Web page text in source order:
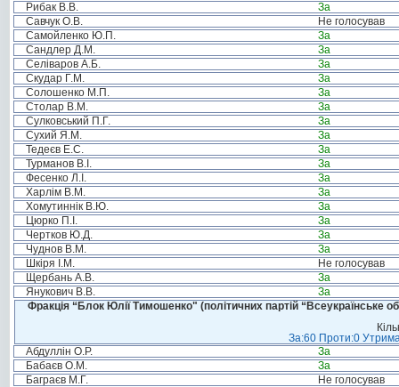
Рибак В.В.
За
Савчук О.В.
Не голосував
Самойленко Ю.П.
За
Сандлер Д.М.
За
Селіваров А.Б.
За
Скудар Г.М.
За
Солошенко М.П.
За
Столар В.М.
За
Сулковський П.Г.
За
Сухий Я.М.
За
Тедеєв Е.С.
За
Турманов В.І.
За
Фесенко Л.І.
За
Харлім В.М.
За
Хомутиннік В.Ю.
За
Цюрко П.І.
За
Чертков Ю.Д.
За
Чуднов В.М.
За
Шкіря І.М.
Не голосував
Щербань А.В.
За
Янукович В.В.
За
Фракція “Блок Юлії Тимошенко" (політичних партій “Всеукраїнське
За:60 Проти:0
Абдуллін О.Р.
За
Бабаєв О.М.
За
Баграєв М.Г.
Не голосував